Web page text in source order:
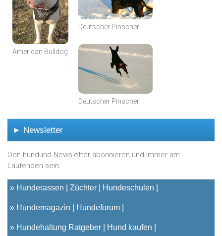
American Bulldog
Deutscher Pinscher
Deutscher Pinscher
► Newsletter
Den hundund Newsletter abonnieren und immer am
Laufenden sein.
» Hunderassen Züchter Hundeschulen
» Hundemagazin Hundeforum
» Hundehaltung Ratgeber
Hund kaufen